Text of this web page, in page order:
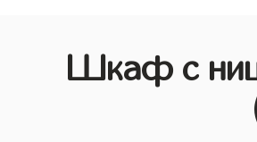
Шкаф с